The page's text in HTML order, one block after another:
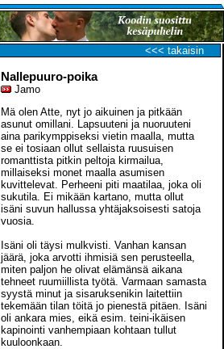
<<< takaisin
Nallepuuro-poika
Jamo
Mä olen Atte, nyt jo aikuinen ja pitkään
asunut omillani. Lapsuuteni ja nuoruuteni
aina parikymppiseksi vietin maalla, mutta
se ei tosiaan ollut sellaista ruusuisen
romanttista pitkin peltoja kirmailua,
millaiseksi monet maalla asumisen
kuvittelevat. Perheeni piti maatilaa, joka oli
sukutila. Ei mikään kartano, mutta ollut
isäni suvun hallussa yhtäjaksoisesti satoja
vuosia.
Isäni oli täysi mulkvisti. Vanhan kansan
jäärä, joka arvotti ihmisiä sen perusteella,
miten paljon he olivat elämänsä aikana
tehneet ruumiillista työtä. Varmaan samasta
syystä minut ja sisaruksenikin laitettiin
tekemään tilan töitä jo pienestä pitäen. Isäni
oli ankara mies, eikä esim. teini-ikäisen
kapinointi vanhempiaan kohtaan tullut
kuuloonkaan.